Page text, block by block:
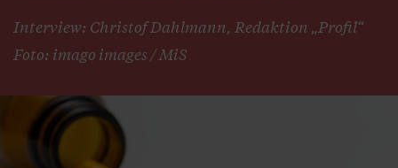
Interview: Christof Dahlmann, Redaktion „Profil“
Foto: imago images / MiS